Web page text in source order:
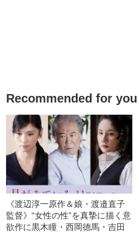
Recommended for you
《渡辺淳一原作＆娘・渡邉直子
監督》“女性の性”を真摯に描く意
欲作に黒木瞳・西岡德馬・吉田